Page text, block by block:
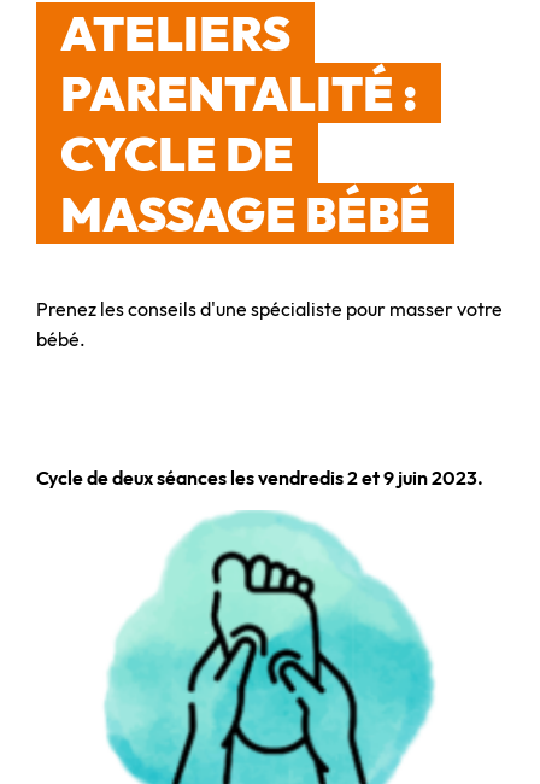
ATELIERS
PARENTALITÉ :
CYCLE DE
MASSAGE BÉBÉ
Prenez les conseils d'une spécialiste pour masser votre
bébé.
Cycle de deux séances les vendredis 2 et 9 juin 2023.